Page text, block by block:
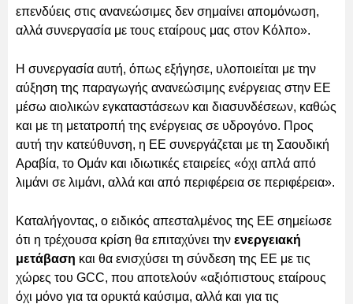
επενδύεις στις ανανεώσιμες δεν σημαίνει απομόνωση,
αλλά συνεργασία με τους εταίρους μας στον Κόλπο».
Η συνεργασία αυτή, όπως εξήγησε, υλοποιείται με την
αύξηση της παραγωγής ανανεώσιμης ενέργειας στην ΕΕ
μέσω αιολικών εγκαταστάσεων και διασυνδέσεων, καθώς
και με τη μετατροπή της ενέργειας σε υδρογόνο. Προς
αυτή την κατεύθυνση, η ΕΕ συνεργάζεται με τη Σαουδική
Αραβία, το Ομάν και ιδιωτικές εταιρείες «όχι απλά από
λιμάνι σε λιμάνι, αλλά και από περιφέρεια σε περιφέρεια».
Καταλήγοντας, ο ειδικός απεσταλμένος της ΕΕ σημείωσε
ότι η τρέχουσα κρίση θα επιταχύνει την ενεργειακή
μετάβαση και θα ενισχύσει τη σύνδεση της ΕΕ με τις
χώρες του GCC, που αποτελούν «αξιόπιστους εταίρους
όχι μόνο για τα ορυκτά καύσιμα, αλλά και για τις